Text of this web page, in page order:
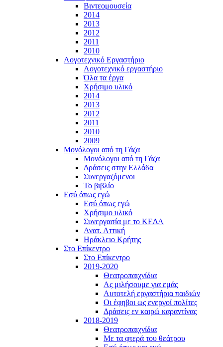
Βιντεομουσεία
2014
2013
2012
2011
2010
Λογοτεχνικό Εργαστήριο
Λογοτεχνικό εργαστήριο
Όλα τα έργα
Χρήσιμο υλικό
2014
2013
2012
2011
2010
2009
Μονόλογοι από τη Γάζα
Μονόλογοι από τη Γάζα
Δράσεις στην Ελλάδα
Συνεργαζόμενοι
To βιβλίο
Εσύ όπως εγώ
Εσύ όπως εγώ
Χρήσιμο υλικό
Συνεργασία με το ΚΕΔΑ
Ανατ. Αττική
Ηράκλειο Κρήτης
Στο Επίκεντρο
Στο Επίκεντρο
2019-2020
Θεατροπαιχνίδια
Ας μιλήσουμε για εμάς
Αυτοτελή εργαστήρια παιδιών
Οι έφηβοι ως ενεργοί πολίτες
Δράσεις εν καιρώ καραντίνας
2018-2019
Θεατροπαιχνίδια
Με τα φτερά του θεάτρου